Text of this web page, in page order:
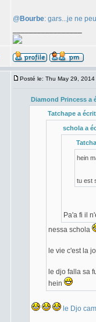
@ Bourbe: gars...je ne
Posté le: Thu May 29,
Diamond Princess a
Tatchape a
schola a
hein
tu est
Pa'afi il
nessa schola
le vie c'est la
le djo falla sa
hein
le Djo